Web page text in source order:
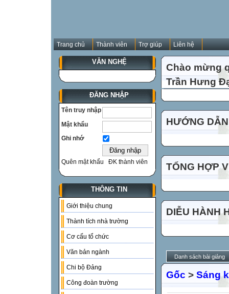
Trang chủ Thành viên Trợ giúp Liên hệ
VĂN NGHỆ
ĐĂNG NHẬP
Tên truy nhập
Mật khẩu
Ghi nhớ
Quên mật khẩu ĐK thành viên
THÔNG TIN
Giới thiệu chung
Thành tích nhà trường
Cơ cấu tổ chức
Văn bản ngành
Chi bộ Đảng
Công đoàn trường
Chào mừng
Trần Hưng
HƯỚNG
TỔNG HỢP
DIỄU HÀNH
Danh sách bài giảng
Gốc > Sáng